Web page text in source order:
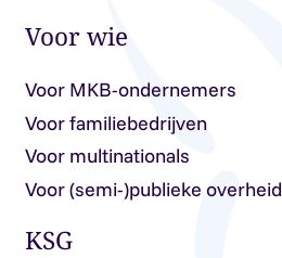
Voor wie
Voor MKB-ondernemers
Voor familiebedrijven
Voor multinationals
Voor (semi-)publieke overheid
KSG